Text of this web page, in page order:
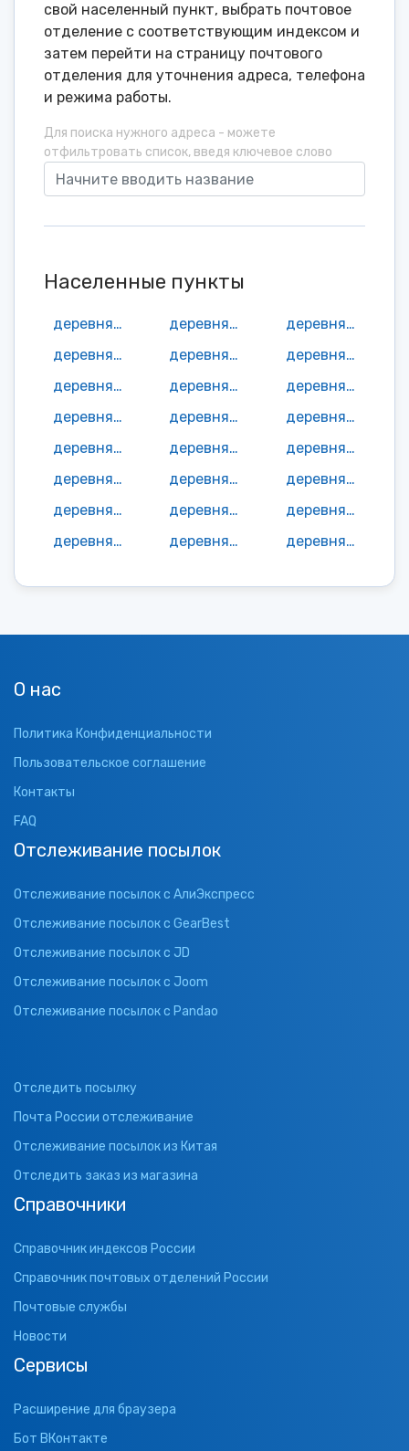
свой населенный пункт, выбрать почтовое
отделение с соответствующим индексом и
затем перейти на страницу почтового
отделения для уточнения адреса, телефона
и режима работы.
Для поиска нужного адреса - можете
отфильтровать список, введя ключевое слово
Населенные пункты
деревня Алферово деревня Боброво
деревня Дмитриево
деревня Дор
деревня Звягино
деревня Козлово
деревня Кокарево
деревня Комарово
деревня Максимово
деревня Мышкино
деревня Никольское
деревня Новгородово
деревня Огарково
деревня Погорелка
деревня Подсосенье
деревня Полянка
деревня Початково
деревня Початково
деревня Починок
деревня Починок
деревня Скородумка
деревня Талица
деревня Тимонино деревня Филино
О нас
Политика Конфиденциальности
Пользовательское соглашение
Контакты
FAQ
Отслеживание посылок
Отслеживание посылок с АлиЭкспресс
Отслеживание посылок с GearBest
Отслеживание посылок с JD
Отслеживание посылок с Joom
Отслеживание посылок с Pandao
Отследить посылку
Почта России отслеживание
Отслеживание посылок из Китая
Отследить заказ из магазина
Справочники
Справочник индексов России
Справочник почтовых отделений России
Почтовые службы
Новости
Сервисы
Расширение для браузера
Бот ВКонтакте